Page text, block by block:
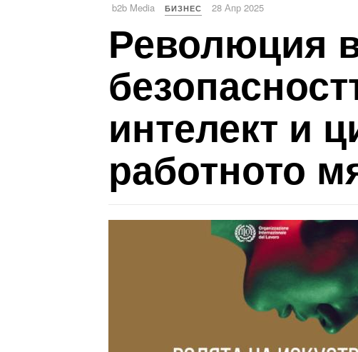
b2b Media БИЗНЕС 28 Апр 2025
Революция
интелект и
работното